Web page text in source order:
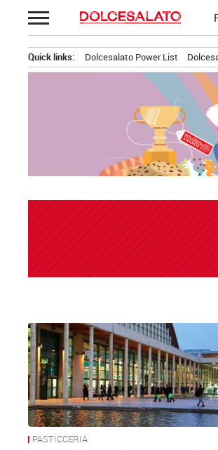
Passa
al
Quick links: Dolcesalato Power List
News
PASTICCERIA